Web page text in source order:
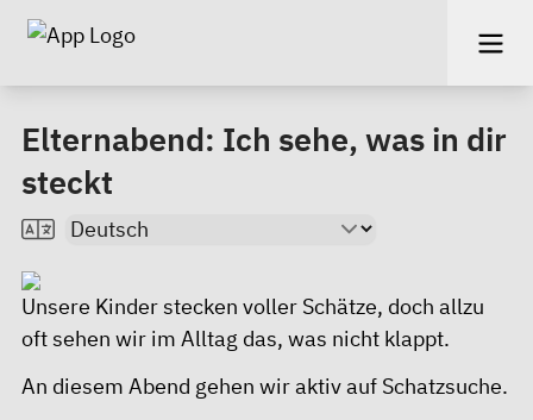
Elternabend: Ich sehe, was in dir
steckt
Unsere Kinder stecken voller Schätze, doch allzu
oft sehen wir im Alltag das, was nicht klappt.
An diesem Abend gehen wir aktiv auf Schatzsuche.